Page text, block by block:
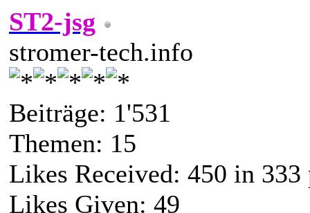
ST2-jsg
stromer-tech.info
Beiträge: 1'531
Themen: 15
Likes Received: 450 in 333
Likes Given: 49